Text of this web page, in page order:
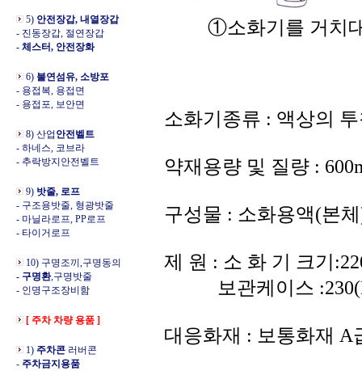
5) 안전장갑, 내열장갑
- 진동장갑, 절연장갑
- 체스터, 안전장화
6) 불연섬유, 소방포
- 용접복, 용접면
- 용접포, 보안면
8) 산업 안전벨트
- 하네스, 코브라
- 추락방지안전벨트
9) 밧줄, 로프
- 구조용밧줄, 형광밧줄
- 마닐라로프, PP로프
- 타이거로프
10) 구명조끼,구명동의
- 구명환,구명밧줄
- 인명구조장비함
[ 주차 차량 용품 ]
1) 주차콘 러버콘
- 주차금지용품
①소화기를 거치
소화기종류 : 액상의
약재용량 및 질량 :
구성물 : 소화용액(본
제 원 : 소 화 기 크기
보관케이스
대응화재 : 보통화재 A